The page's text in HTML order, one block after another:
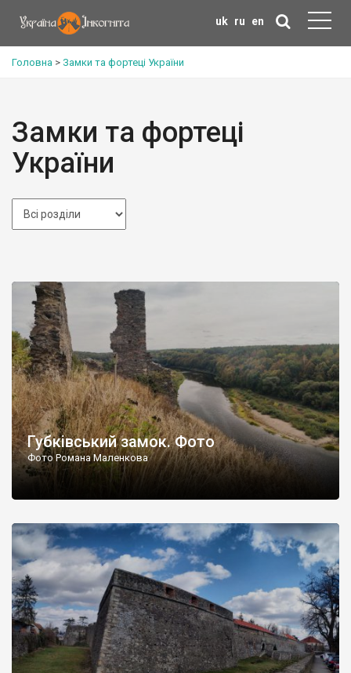
uk ru en
Головна > Замки та фортеці України
Замки та фортеці
України
Губківський замок. Фото
Фото Романа Маленкова